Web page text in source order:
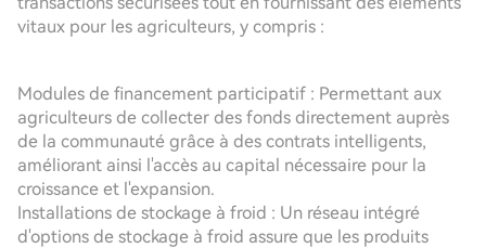
vitaux pour les agriculteurs, y compris :
Modules de financement participatif : Permettant aux
agriculteurs de collecter des fonds directement auprès
de la communauté grâce à des contrats intelligents,
améliorant ainsi l'accès au capital nécessaire pour la
croissance et l'expansion.
Installations de stockage à froid : Un réseau intégré
d'options de stockage à froid assure que les produits